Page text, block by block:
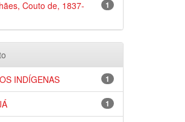
1
Couto de, 1837-
1
INDÍGENAS
1